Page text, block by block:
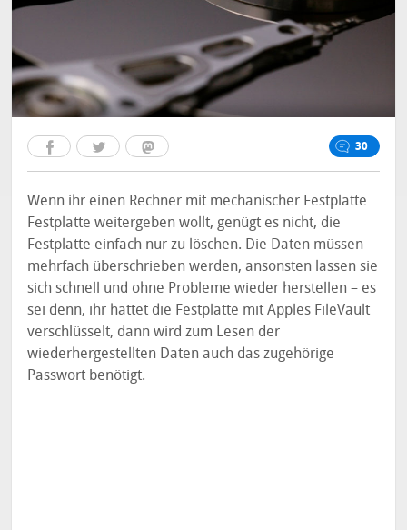
30
Wenn ihr einen Rechner mit mechanischer Festplatte
Festplatte weitergeben wollt, genügt es nicht, die
Festplatte einfach nur zu löschen. Die Daten müssen
mehrfach überschrieben werden, ansonsten lassen sie
sich schnell und ohne Probleme wieder herstellen – es
sei denn, ihr hattet die Festplatte mit Apples FileVault
verschlüsselt, dann wird zum Lesen der
wiederhergestellten Daten auch das zugehörige
Passwort benötigt.